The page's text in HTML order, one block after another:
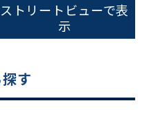
内できます
213
ストリートビューで表
示
す